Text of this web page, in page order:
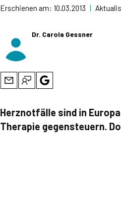
Erschienen am: 10.03.2013 |
Dr. Carola Gessner
Herznotfälle sind in
Therapie gegensteuern.